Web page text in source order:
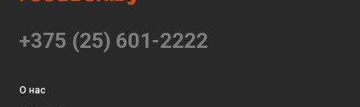
+375 (25) 601-2222
О нас